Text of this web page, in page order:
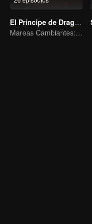
El Príncipe de Dragón
Mareas Cambiantes: La Odisea de un Joven Escritor